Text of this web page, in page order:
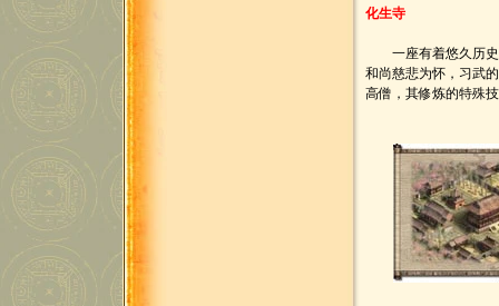
化生寺
一座有着悠久历史
和尚慈悲为怀，习武
高僧，其修炼的特殊